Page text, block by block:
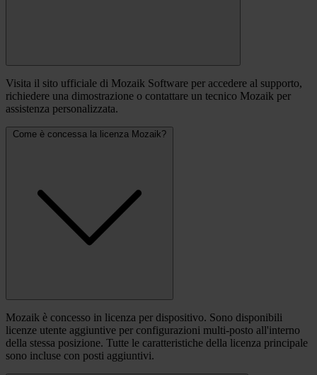
Visita il sito ufficiale di Mozaik Software per accedere al supporto,
richiedere una dimostrazione o contattare un tecnico Mozaik per
assistenza personalizzata.
Come è concessa la licenza Mozaik?
Mozaik è concesso in licenza per dispositivo. Sono disponibili
licenze utente aggiuntive per configurazioni multi-posto all'interno
della stessa posizione. Tutte le caratteristiche della licenza principale
sono incluse con posti aggiuntivi.